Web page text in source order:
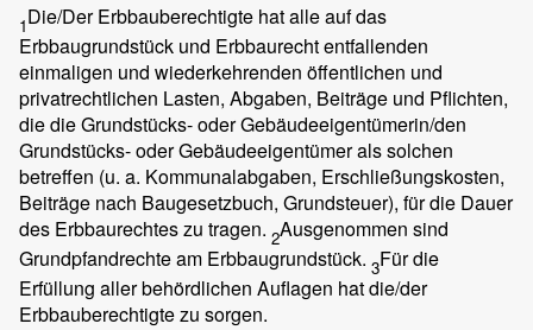
1Die/Der Erbbauberechtigte hat alle auf das
Erbbaugrundstück und Erbbaurecht entfallenden
einmaligen und wiederkehrenden öffentlichen und
privatrechtlichen Lasten, Abgaben, Beiträge und Pflichten,
die die Grundstücks- oder Gebäudeeigentümerin/den
Grundstücks- oder Gebäudeeigentümer als solchen
betreffen (u. a. Kommunalabgaben, Erschließungskosten,
Beiträge nach Baugesetzbuch, Grundsteuer), für die Dauer
des Erbbaurechtes zu tragen. 2Ausgenommen sind
Grundpfandrechte am Erbbaugrundstück. 3Für die
Erfüllung aller behördlichen Auflagen hat die/der
Erbbauberechtigte zu sorgen.